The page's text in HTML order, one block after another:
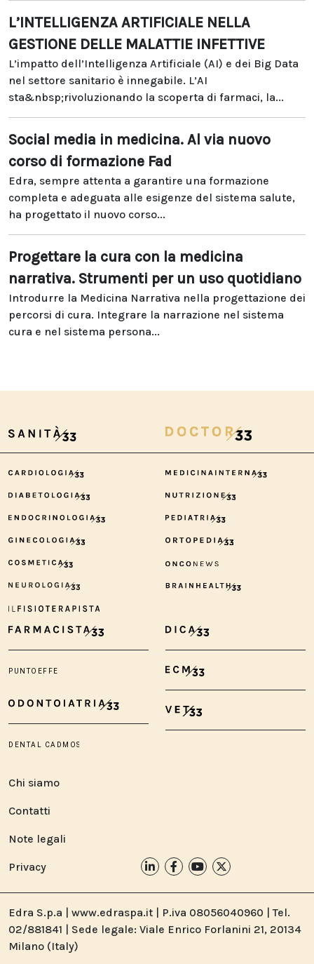
L’INTELLIGENZA ARTIFICIALE NELLA
GESTIONE DELLE MALATTIE INFETTIVE
L’impatto dell’Intelligenza Artificiale (AI) e dei Big Data
nel settore sanitario è innegabile. L’AI
sta&nbsp;rivoluzionando la scoperta di farmaci, la...
Social media in medicina. Al via nuovo
corso di formazione Fad
Edra, sempre attenta a garantire una formazione
completa e adeguata alle esigenze del sistema salute,
ha progettato il nuovo corso...
Progettare la cura con la medicina
narrativa. Strumenti per un uso quotidiano
Introdurre la Medicina Narrativa nella progettazione dei
percorsi di cura. Integrare la narrazione nel sistema
cura e nel sistema persona...
Chi siamo
Contatti
Note legali
Privacy
Edra S.p.a | www.edraspa.it | P.iva 08056040960 | Tel.
02/881841 | Sede legale: Viale Enrico Forlanini 21, 20134
Milano (Italy)